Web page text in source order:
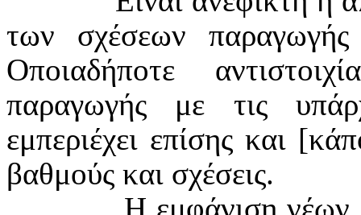
των σχέσεων παραγωγής
Οποιαδήποτε
παραγωγής με τις
εμπεριέχει επίσης και
βαθμούς και σχέσεις.